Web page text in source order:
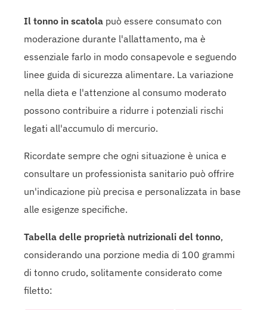
Il tonno in scatola può essere consumato con
moderazione durante l'allattamento, ma è
essenziale farlo in modo consapevole e seguendo
linee guida di sicurezza alimentare. La variazione
nella dieta e l'attenzione al consumo moderato
possono contribuire a ridurre i potenziali rischi
legati all'accumulo di mercurio.
Ricordate sempre che ogni situazione è unica e
consultare un professionista sanitario può offrire
un'indicazione più precisa e personalizzata in base
alle esigenze specifiche.
Tabella delle proprietà nutrizionali del tonno,
considerando una porzione media di 100 grammi
di tonno crudo, solitamente considerato come
filetto: